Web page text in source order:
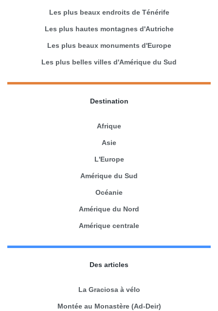
Les plus beaux endroits de Ténérife
Les plus hautes montagnes d'Autriche
Les plus beaux monuments d'Europe
Les plus belles villes d'Amérique du Sud
Destination
Afrique
Asie
L'Europe
Amérique du Sud
Océanie
Amérique du Nord
Amérique centrale
Des articles
La Graciosa à vélo
Montée au Monastère (Ad-Deir)